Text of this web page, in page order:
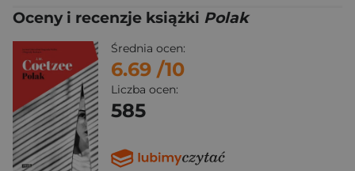
Oceny i recenzje książki Polak
Średnia ocen:
6.69 /10
Liczba ocen:
585